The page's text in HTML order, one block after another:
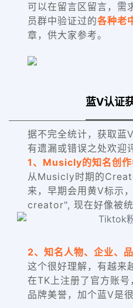
可以在留言区留言，需
员群中验证过的各种老
章，供大家参考。
蓝V认证
据不完全统计，获取蓝
有遗漏或错误之处欢迎
1、Musicly的知名创作
从Musicly时期的
来，早期会用黄V标示
creator", 现在好像被统
2、知名人物、企业、
这个很好理解，有越来
在TK上注册了官方账
品牌美誉，加个蓝V是